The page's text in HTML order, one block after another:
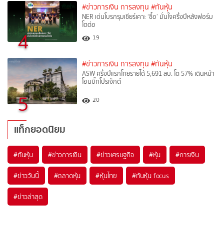
4
#ข่าวการเงิน การลงทุน #ทันหุ้น
NER เด่นโบรกรุมเชียร์เคาะ ‘ซื้อ’ มั่นใจครึ่งปีหลังฟอร์ม
โตต่อ
19
5
#ข่าวการเงิน การลงทุน #ทันหุ้น
ASW ครึ่งปีแรกโกยรายได้ 5,691 ลบ. โต 57% เดินหน้า
โอนบิ๊กโปรเจ็กต์
20
แท็กยอดนิยม
#ทันหุ้น #ข่าวการเงิน #ข่าวเศรษฐกิจ #หุ้น #การเงิน
#ข่าววันนี้ #ตลาดหุ้น #หุ้นไทย #ทันหุ้น focus
#ข่าวล่าสุด